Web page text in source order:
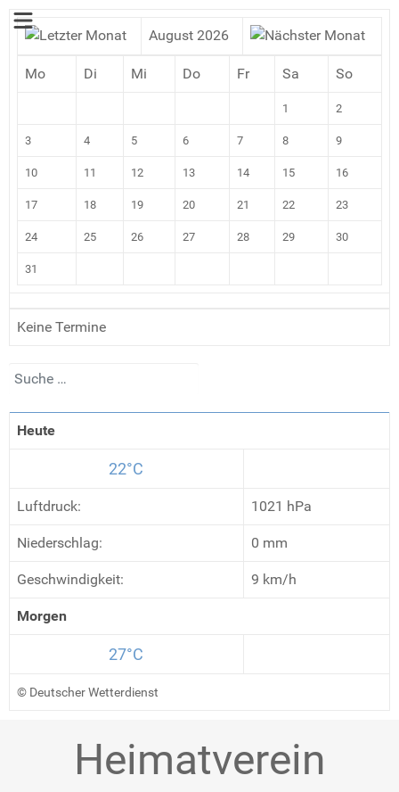
August 2026
Mo Di Mi Do Fr Sa So
1 2
3 4 5 6 7 8 9
10 11 12 13 14 15 16
17 18 19 20 21 22 23
24 25 26 27 28 29 30
31
Keine Termine
Suchen
Heute
22°C
Luftdruck: 1021 hPa
Niederschlag: 0 mm
Geschwindigkeit: 9 km/h
Morgen
27°C
© Deutscher Wetterdienst
Heimatverein